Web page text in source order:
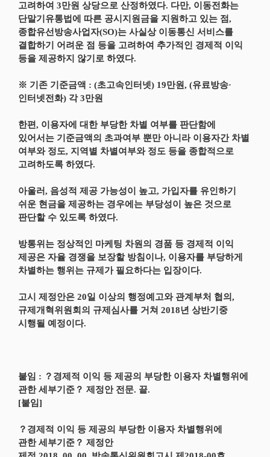
고려하여 3만원 상당으로 산정하였다. 다만, 이동전화는
단말기유통법에 따른 공시지원금을 지원하고 있는 점,
종합유선방송사업자(SO)는 사실상 이동통신 서비스를
결합하기 어려운 점 등을 고려하여 추가적인 경제적 이익
등을 제공하지 않기로 하였다.
※ 기존 기준금액 : (초고속인터넷) 19만원, (유료방송·
인터넷전화) 각 3만원
한편, 이용자에 대한 부당한 차별 여부를 판단함에
있어서는 기준금액의 초과여부 뿐만 아니라 이용자간 차별
여부와 정도, 지역별 차별여부와 정도 등을 종합적으로
고려하도록 하였다.
아울러, 음성적 제공 가능성이 높고, 가입자를 유인하기
쉬운 현금을 제공하는 경우에는 부당성이 높은 것으로
판단할 수 있도록 하였다.
방통위는 정상적인 마케팅 차원의 경품 등 경제적 이익
제공은 자율 경쟁을 보장할 방침이나, 이용자를 부당하게
차별하는 행위는 규제가 필요하다는 입장이다.
고시 제정안은 20일 이상의 행정예고와 관계부처 협의,
규제개혁위원회의 규제심사를 거쳐 2018년 상반기중
시행될 예정이다.
붙임 : ？경제적 이익 등 제공의 부당한 이용자 차별행위에
관한 세부기준？ 제정안 전문. 끝.
[붙임]
？경제적 이익 등 제공의 부당한 이용자 차별행위에
관한 세부기준？ 제정안